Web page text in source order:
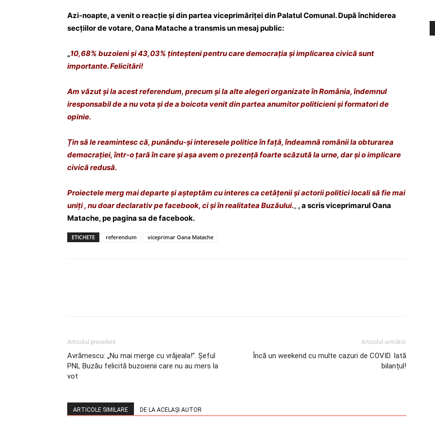
Azi-noapte, a venit o reacție și din partea viceprimăriței din Palatul Comunal. După închiderea
secțiilor de votare, Oana Matache a transmis un mesaj public:
„10,68% buzoieni și 43,03% ținteșteni pentru care democrația și implicarea civică sunt
importante. Felicitări!
Am văzut și la acest referendum, precum și la alte alegeri organizate în România, îndemnul
iresponsabil de a nu vota și de a boicota venit din partea anumitor politicieni și formatori de
opinie.
Țin să le reamintesc că, punându-și interesele politice în față, îndeamnă românii la obturarea
democrației, într-o țară în care și așa avem o prezență foarte scăzută la urne, dar și o implicare
civică redusă.
Proiectele merg mai departe și așteptăm cu interes ca cetățenii și actorii politici locali să fie mai
uniți , nu doar declarativ pe facebook, ci și în realitatea Buzăului.„ , a scris viceprimarul Oana
Matache, pe pagina sa de facebook.
ETICHETE referendum viceprimar Oana Matache
Articolul precedent
Avrămescu: „Nu mai merge cu vrăjeala!”. Șeful
PNL Buzău felicită buzoienii care nu au mers la
vot
Articolul următor
Încă un weekend cu multe cazuri de COVID. Iată
bilanțul!
ARTICOLE SIMILARE DE LA ACELAȘI AUTOR